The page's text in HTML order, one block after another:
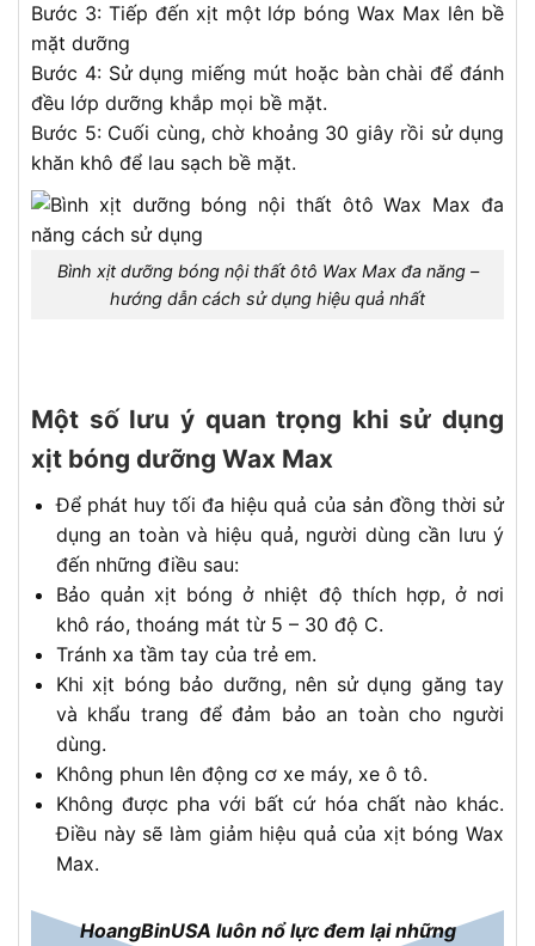
Bước 3: Tiếp đến xịt một lớp bóng Wax Max lên bề
mặt dưỡng
Bước 4: Sử dụng miếng mút hoặc bàn chài để đánh
đều lớp dưỡng khắp mọi bề mặt.
Bước 5: Cuối cùng, chờ khoảng 30 giây rồi sử dụng
khăn khô để lau sạch bề mặt.
Bình xịt dưỡng bóng nội thất ôtô Wax Max đa năng –
hướng dẫn cách sử dụng hiệu quả nhất
Một số lưu ý quan trọng khi sử dụng
xịt bóng dưỡng Wax Max
Để phát huy tối đa hiệu quả của sản đồng thời sử
dụng an toàn và hiệu quả, người dùng cần lưu ý
đến những điều sau:
Bảo quản xịt bóng ở nhiệt độ thích hợp, ở nơi
khô ráo, thoáng mát từ 5 – 30 độ C.
Tránh xa tầm tay của trẻ em.
Khi xịt bóng bảo dưỡng, nên sử dụng găng tay
và khẩu trang để đảm bảo an toàn cho người
dùng.
Không phun lên động cơ xe máy, xe ô tô.
Không được pha với bất cứ hóa chất nào khác.
Điều này sẽ làm giảm hiệu quả của xịt bóng Wax
Max.
HoangBinUSA luôn nổ lực đem lại những